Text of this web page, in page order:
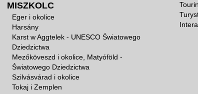
MISZKOLC
Eger i okolice
Harsány
Karst w Aggtelek - UNESCO Światowego
Dziedzictwa
Mezőköveszd i okolice, Matyóföld -
Światowego Dziedzictwa
Szilvásvárad i okolice
Tokaj i Zemplen